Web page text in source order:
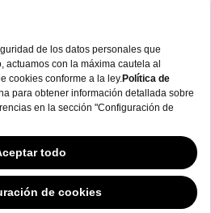
relacionados con
my personal dataı
mientras los Gobiernos han tenido
a las cookies, y a pesar de que odiamos la
con el estado actual de la regulación.